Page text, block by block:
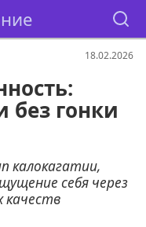
18.02.2026
без гонки
калокагатии,
себя через
качеств